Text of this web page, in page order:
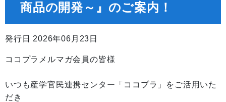
商品の開発～』のご案内！
発行日 2026年06月23日
ココプラメルマガ会員の皆様
いつも産学官民連携センター「ココプラ」をご活用いた
だき